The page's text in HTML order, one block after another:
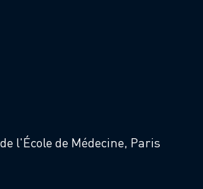
l'École de Médecine, Paris